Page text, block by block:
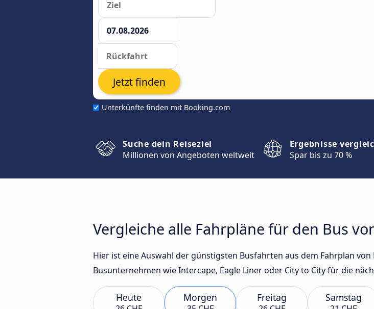
Unterkünfte finden mit Booking.com
Jetzt finden
Suche dein Reiseziel
Millionen von Angeboten weltweit
Ergebnisse
Spar bis zu 70 %
Vergleiche alle Fahrpläne für den Bus
Hier ist eine Auswahl der günstigsten Busfahrten aus dem Fahrplan
Busunternehmen wie Intercape, Eagle Liner oder City to City für die
Heute Morgen Freitag Samstag